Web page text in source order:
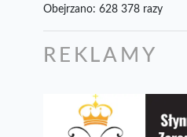
Obejrzano: 628 378 razy
REKLAMY